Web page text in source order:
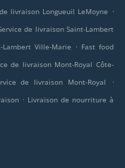
livraison Longueuil LeMoyne .
de livraison Saint-Lambert
Ville-Marie . Fast food
de livraison Mont-Royal Côte-
de livraison Mont-Royal
.
. Livraison de nourriture à